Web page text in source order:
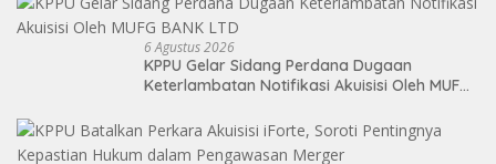
6 Agustus 2026
KPPU Gelar Sidang Perdana Dugaan
Keterlambatan Notifikasi Akuisisi Oleh MUFG